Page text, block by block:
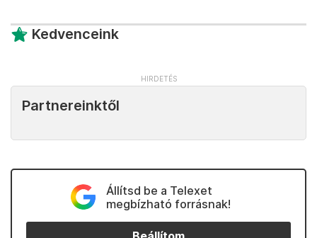
Kedvenceink
Partnereinktől
Állítsd be a Telexet
megbízható forrásnak!